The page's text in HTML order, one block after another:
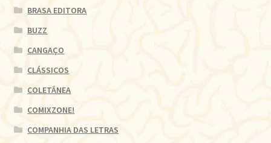
BRASA EDITORA
BUZZ
CANGAÇO
CLÁSSICOS
COLETÂNEA
COMIXZONE!
COMPANHIA DAS LETRAS